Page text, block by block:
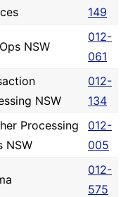
149
NSW
012-
061
NSW
012-
134
Processing
NSW
012-
005
012-
575